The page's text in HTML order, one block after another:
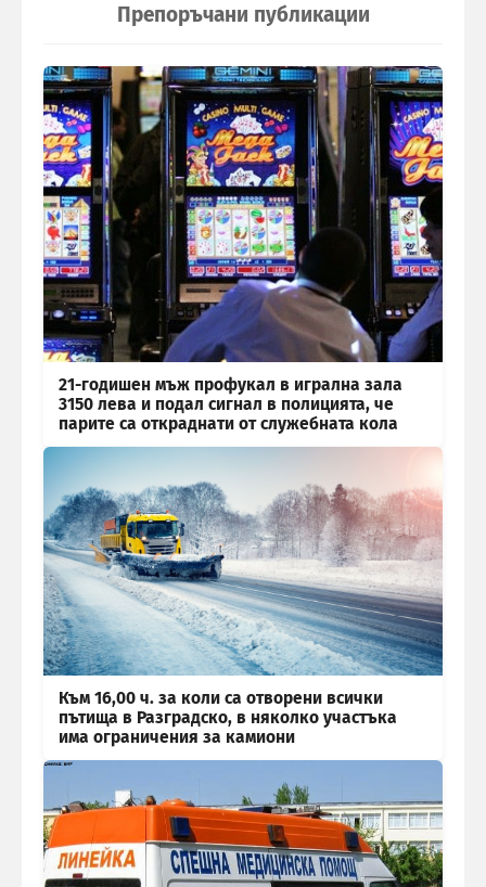
Препоръчани публикации
21-годишен мъж профукал в игрална зала
3150 лева и подал сигнал в полицията, че
парите са откраднати от служебната кола
Към 16,00 ч. за коли са отворени всички
пътища в Разградско, в няколко участъка
има ограничения за камиони